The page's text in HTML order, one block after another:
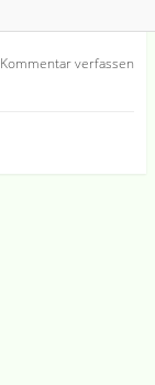
Kommentar verfassen